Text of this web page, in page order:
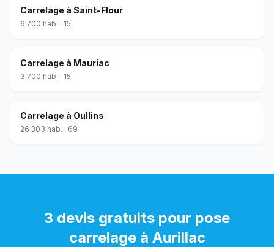
Carrelage à Saint-Flour
6 700 hab. · 15
Carrelage à Mauriac
3 700 hab. · 15
Carrelage à Oullins
26 303 hab. · 69
3 devis gratuits pour pose
carrelageà Aurillac